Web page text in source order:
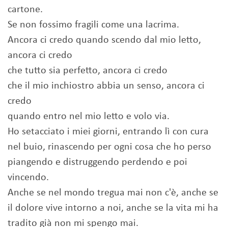
cartone.
Se non fossimo fragili come una lacrima.
Ancora ci credo quando scendo dal mio letto,
ancora ci credo
che tutto sia perfetto, ancora ci credo
che il mio inchiostro abbia un senso, ancora ci
credo
quando entro nel mio letto e volo via.
Ho setacciato i miei giorni, entrando lì con cura
nel buio, rinascendo per ogni cosa che ho perso
piangendo e distruggendo perdendo e poi
vincendo.
Anche se nel mondo tregua mai non c'è, anche se
il dolore vive intorno a noi, anche se la vita mi ha
tradito già non mi spengo mai.